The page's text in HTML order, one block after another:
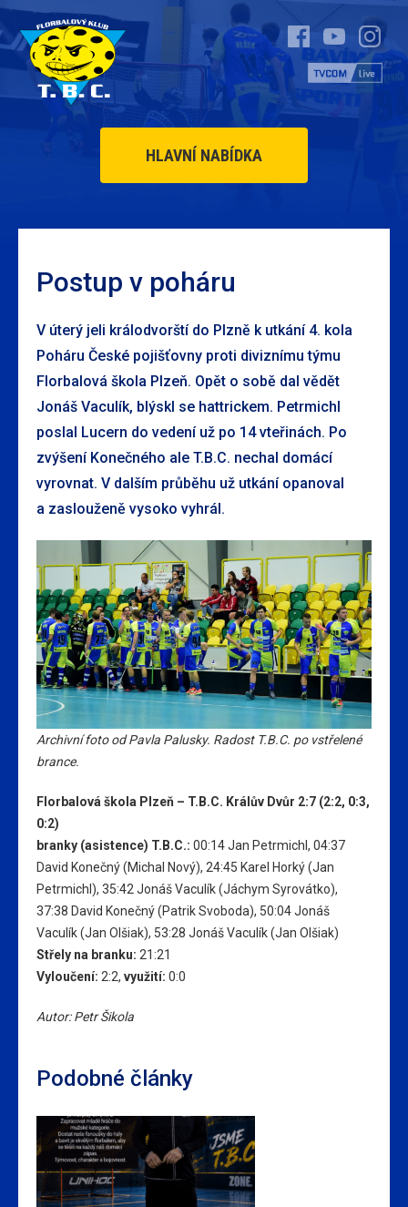
HLAVNÍ NABÍDKA
Postup v poháru
V úterý jeli králodvorští do Plzně k utkání 4. kola
Poháru České pojišťovny proti diviznímu týmu
Florbalová škola Plzeň. Opět o sobě dal vědět
Jonáš Vaculík, blýskl se hattrickem. Petrmichl
poslal Lucern do vedení už po 14 vteřinách. Po
zvýšení Konečného ale T.B.C. nechal domácí
vyrovnat. V dalším průběhu už utkání opanoval
a zaslouženě vysoko vyhrál.
Archivní foto od Pavla Palusky. Radost T.B.C. po vstřelené
brance.
Florbalová škola Plzeň – T.B.C. Králův Dvůr 2:7 (2:2, 0:3,
0:2)
branky (asistence) T.B.C.: 00:14 Jan Petrmichl, 04:37
David Konečný (Michal Nový), 24:45 Karel Horký (Jan
Petrmichl), 35:42 Jonáš Vaculík (Jáchym Syrovátko),
37:38 David Konečný (Patrik Svoboda), 50:04 Jonáš
Vaculík (Jan Olšiak), 53:28 Jonáš Vaculík (Jan Olšiak)
Střely na branku: 21:21
Vyloučení: 2:2, využití: 0:0
Autor: Petr Šikola
Podobné články